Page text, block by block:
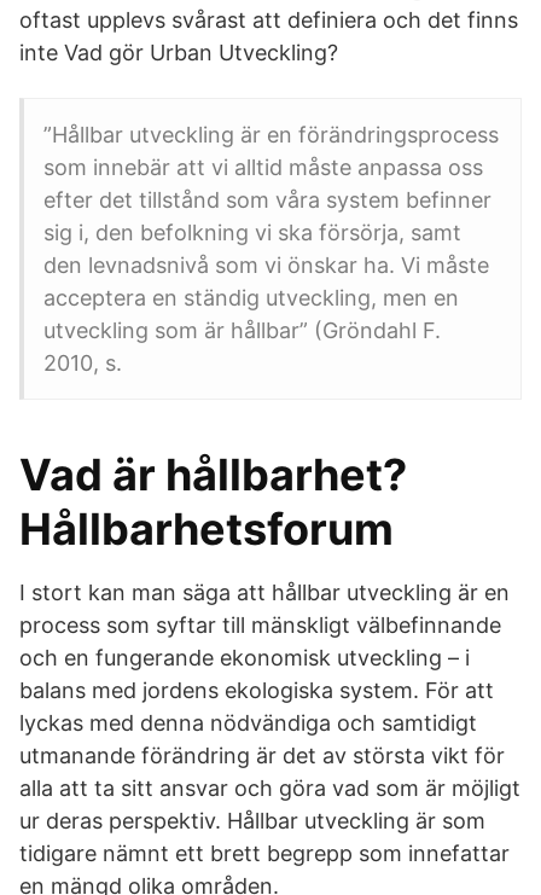
oftast upplevs svårast att definiera och det finns
inte Vad gör Urban Utveckling?
”Hållbar utveckling är en förändringsprocess
som innebär att vi alltid måste anpassa oss
efter det tillstånd som våra system befinner
sig i, den befolkning vi ska försörja, samt
den levnadsnivå som vi önskar ha. Vi måste
acceptera en ständig utveckling, men en
utveckling som är hållbar” (Gröndahl F.
2010, s.
Vad är hållbarhet?
Hållbarhetsforum
I stort kan man säga att hållbar utveckling är en
process som syftar till mänskligt välbefinnande
och en fungerande ekonomisk utveckling – i
balans med jordens ekologiska system. För att
lyckas med denna nödvändiga och samtidigt
utmanande förändring är det av största vikt för
alla att ta sitt ansvar och göra vad som är möjligt
ur deras perspektiv. Hållbar utveckling är som
tidigare nämnt ett brett begrepp som innefattar
en mängd olika områden.